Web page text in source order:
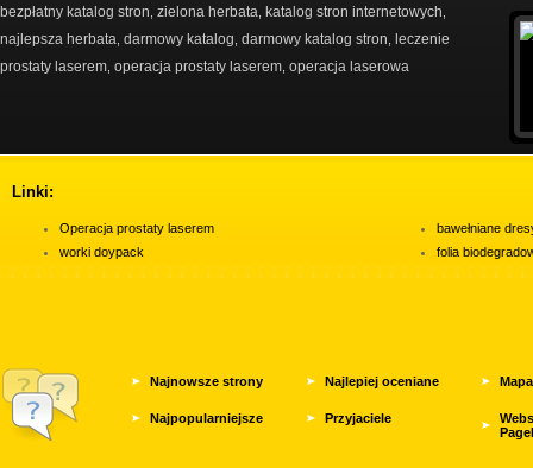
bezpłatny katalog stron zielona herbata katalog stron internetowych
najlepsza herbata darmowy katalog darmowy katalog stron
leczenie
prostaty laserem operacja prostaty laserem operacja laserowa
Linki:
Operacja prostaty laserem
worki doypack
bawełniane
folia
Najnowsze strony Najlepiej oceniane
Najpopularniejsze Przyjaciele